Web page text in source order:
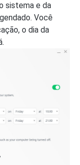
sistema e da
Você
o dia da